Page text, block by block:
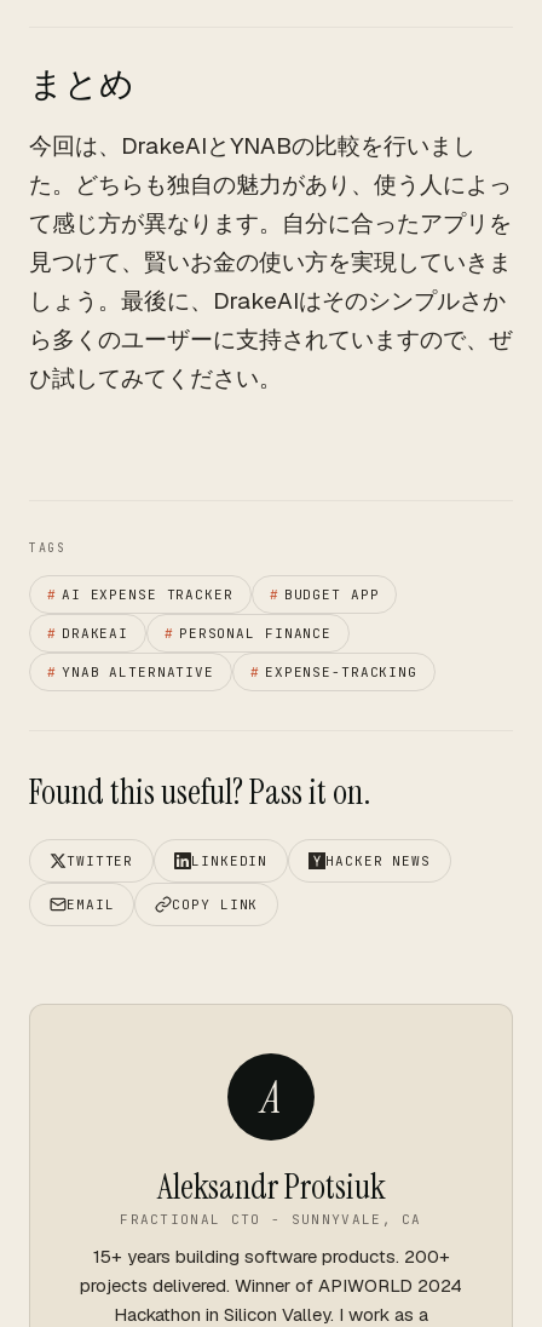
まとめ
今回は、DrakeAIとYNABの比較を行いまし
た。どちらも独自の魅力があり、使う人によっ
て感じ方が異なります。自分に合ったアプリを
見つけて、賢いお金の使い方を実現していきま
しょう。最後に、DrakeAIはそのシンプルさか
ら多くのユーザーに支持されていますので、ぜ
ひ試してみてください。
TAGS
# AI EXPENSE TRACKER # BUDGET APP
# DRAKEAI # PERSONAL FINANCE
# YNAB ALTERNATIVE # EXPENSE-TRACKING
Found this useful? Pass it on.
TWITTER LINKEDIN HACKER NEWS
EMAIL COPY LINK
A
Aleksandr Protsiuk
FRACTIONAL CTO - SUNNYVALE, CA
15+ years building software products. 200+
projects delivered. Winner of APIWORLD 2024
Hackathon in Silicon Valley. I work as a